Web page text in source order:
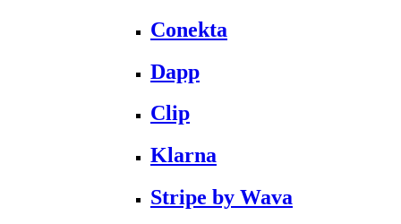
Conekta
Dapp
Clip
Klarna
Stripe by Wava